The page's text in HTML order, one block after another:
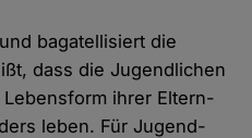
bagatellisiert die
dass die Jugendlichen
ihrer Eltern­
leben. Für Jugend­